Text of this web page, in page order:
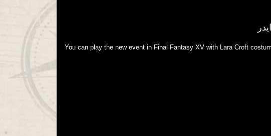
You can play the new event in Final Fantasy XV with Lara Croft